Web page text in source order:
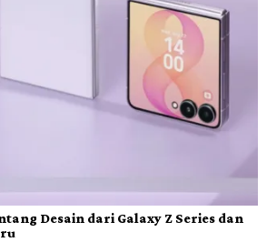
Desain dari Galaxy Z Series dan